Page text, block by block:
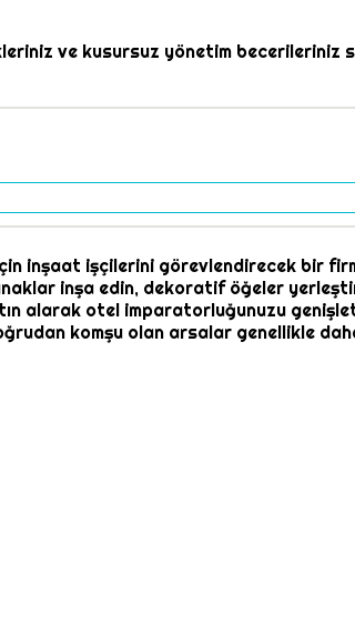
ve kusursuz yönetim becerileriniz
inşaat işçilerini görevlendirecek bir
inşa edin, dekoratif öğeler
alarak otel imparatorluğunuzu
komşu olan arsalar genellikle